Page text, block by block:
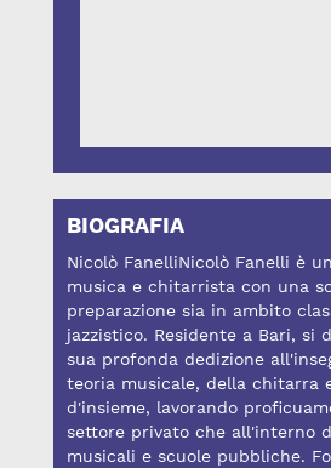
BIOGRAFIA
Nicolò FanelliNicolò Fanelli è
musica e chitarrista con una
preparazione sia in ambito
jazzistico. Residente a Bari, si
sua profonda dedizione
teoria musicale, della chitarra
d'insieme, lavorando
settore privato che all'interno
musicali e scuole pubbliche.